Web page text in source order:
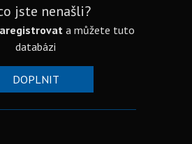
jste nenašli?
a můžete tuto
databázi
DOPLNIT